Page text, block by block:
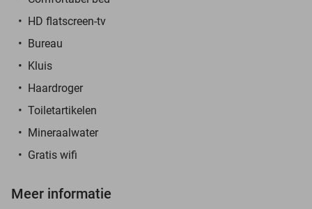
HD flatscreen-tv
Bureau
Kluis
Haardroger
Toiletartikelen
Mineraalwater
Gratis wifi
Meer informatie